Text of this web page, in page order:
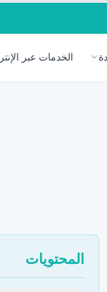
الخدمات عبر
المحتويات